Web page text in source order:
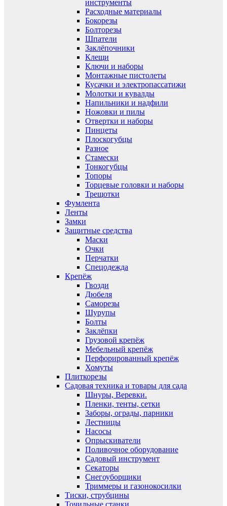
инструменты
Расходные материалы
Бокорезы
Болторезы
Шпатели
Заклёпочники
Клещи
Ключи и наборы
Монтажные пистолеты
Кусачки и электропассатижи
Молотки и кувалды
Напильники и надфили
Ножовки и пилы
Отвертки и наборы
Пинцеты
Плоскогубцы
Разное
Стамески
Тонкогубцы
Топоры
Торцевые головки и наборы
Трещотки
Фумлента
Ленты
Замки
Защитные средства
Маски
Очки
Перчатки
Спецодежда
Крепёж
Гвозди
Дюбеля
Саморезы
Шурупы
Болты
Заклёпки
Грузовой крепёж
Мебельный крепёж
Перфорированный крепёж
Хомуты
Плиткорезы
Садовая техника и товары для сада
Шнуры, Веревки.
Пленки, тенты, сетки
Заборы, ограды, парники
Лестницы
Насосы
Опрыскиватели
Поливочное оборудование
Садовый инструмент
Секаторы
Снегоуборщики
Триммеры и газонокосилки
Тиски, струбцины
Точильные станки